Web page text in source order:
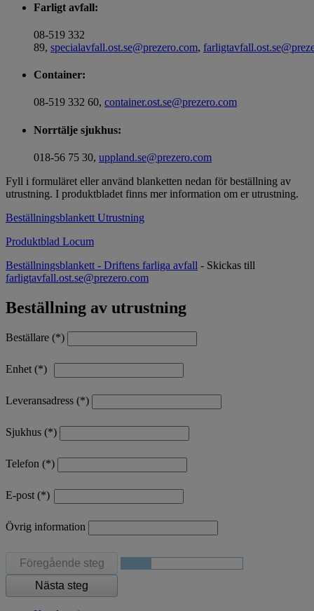
Farligt avfall:
08-519 332
89, specialavfall.ost.se@prezero.com,
Container:
08-519 332 60, container.ost.se@prezero.com
Norrtälje sjukhus:
018-56 75 30, uppland.se@prezero.com
Fyll i formuläret eller använd blanketten nedan för beställning av
utrustning. I produktbladet finns mer information om er utrustning.
Beställningsblankett Utrustning
Produktblad Locum
Beställningsblankett - Driftens farliga avfall - Skickas till
farligtavfall.ost.se@prezero.com
Beställning av utrustning
Beställare
Enhet
Leveransadress
Sjukhus
Telefon
E-post
Övrig information
Föregående steg
Nästa steg